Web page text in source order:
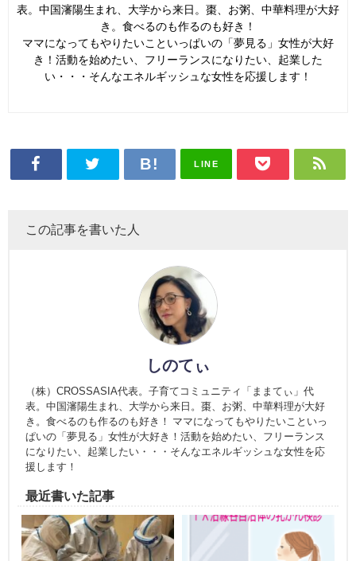
表。中国瀋陽生まれ、大学から来日。棗、お粥、中華料理が大好
き。食べるのも作るのも好き！
ママになってもやりたいこといっぱいの「夢見る」女性が大好
き！活動を始めたい、フリーランスになりたい、起業した
い・・・そんなエネルギッシュな女性を応援します！
LINE
この記事を書いた人
しのてぃ
（株）CROSSASIA代表。子育てコミュニティ「ままてぃ」代
表。中国瀋陽生まれ、大学から来日。棗、お粥、中華料理が大好
き。食べるのも作るのも好き！ ママになってもやりたいこといっ
ぱいの「夢見る」女性が大好き！活動を始めたい、フリーランス
になりたい、起業したい・・・そんなエネルギッシュな女性を応
援します！
最近書いた記事